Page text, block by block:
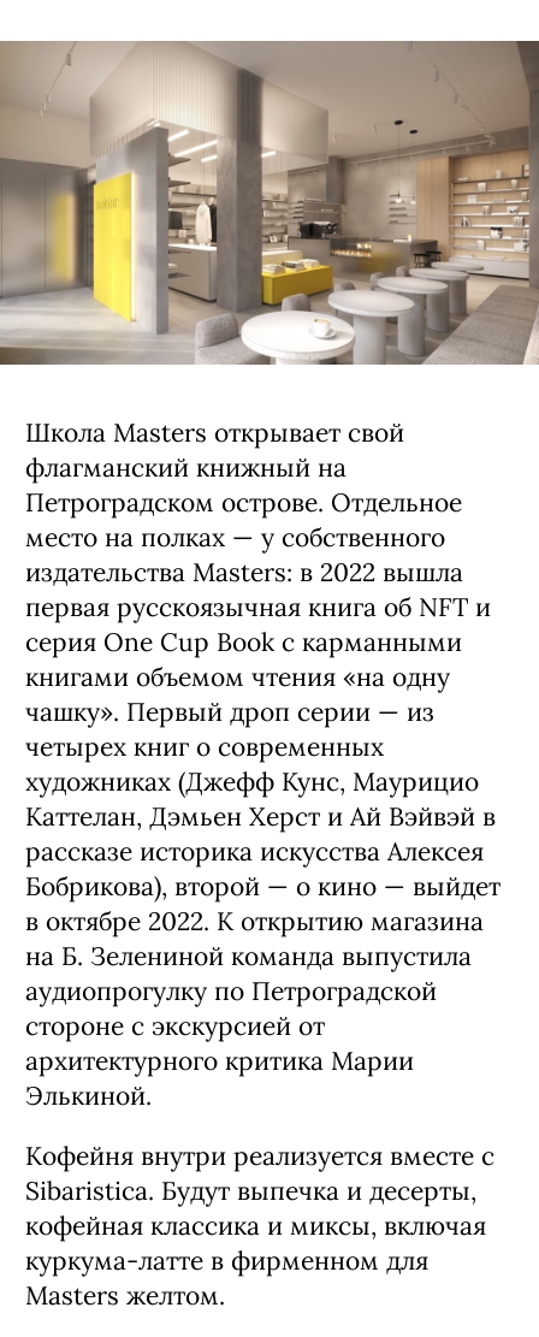
Школа Masters открывает свой
флагманский книжный на
Петроградском острове. Отдельное
место на полках — у собственного
издательства Masters: в 2022 вышла
первая русскоязычная книга об NFT и
серия One Cup Book с карманными
книгами объемом чтения «на одну
чашку». Первый дроп серии — из
четырех книг о современных
художниках (Джефф Кунс, Маурицио
Каттелан, Дэмьен Херст и Ай Вэйвэй в
рассказе историка искусства Алексея
Бобрикова), второй — о кино — выйдет
в октябре 2022. К открытию магазина
на Б. Зелениной команда выпустила
аудиопрогулку по Петроградской
стороне с экскурсией от
архитектурного критика Марии
Элькиной.
Кофейня внутри реализуется вместе с
Sibaristica. Будут выпечка и десерты,
кофейная классика и миксы, включая
куркума-латте в фирменном для
Masters желтом.